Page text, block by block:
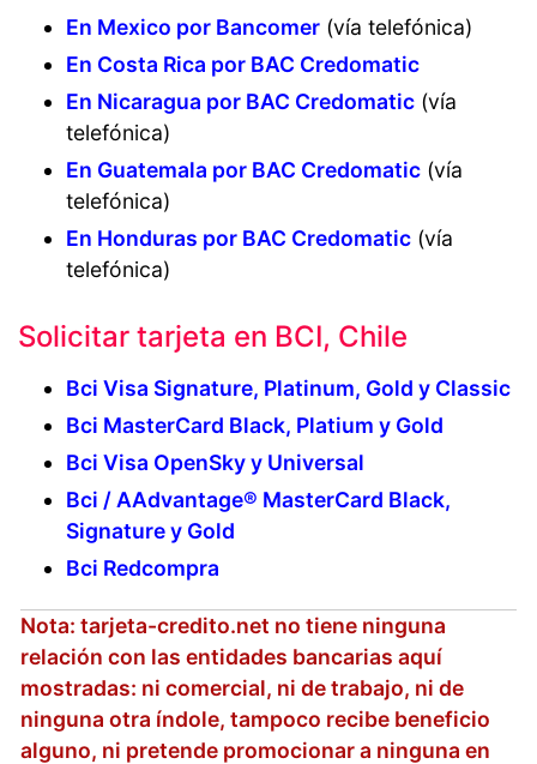
En Mexico por Bancomer (vía telefónica)
En Costa Rica por BAC Credomatic
En Nicaragua por BAC Credomatic (vía
telefónica)
En Guatemala por BAC Credomatic (vía
telefónica)
En Honduras por BAC Credomatic (vía
telefónica)
Solicitar tarjeta en BCI, Chile
Bci Visa Signature, Platinum, Gold y Classic
Bci MasterCard Black, Platium y Gold
Bci Visa OpenSky y Universal
Bci / AAdvantage® MasterCard Black,
Signature y Gold
Bci Redcompra
Nota: tarjeta-credito.net no tiene ninguna
relación con las entidades bancarias aquí
mostradas: ni comercial, ni de trabajo, ni de
ninguna otra índole, tampoco recibe beneficio
alguno, ni pretende promocionar a ninguna en